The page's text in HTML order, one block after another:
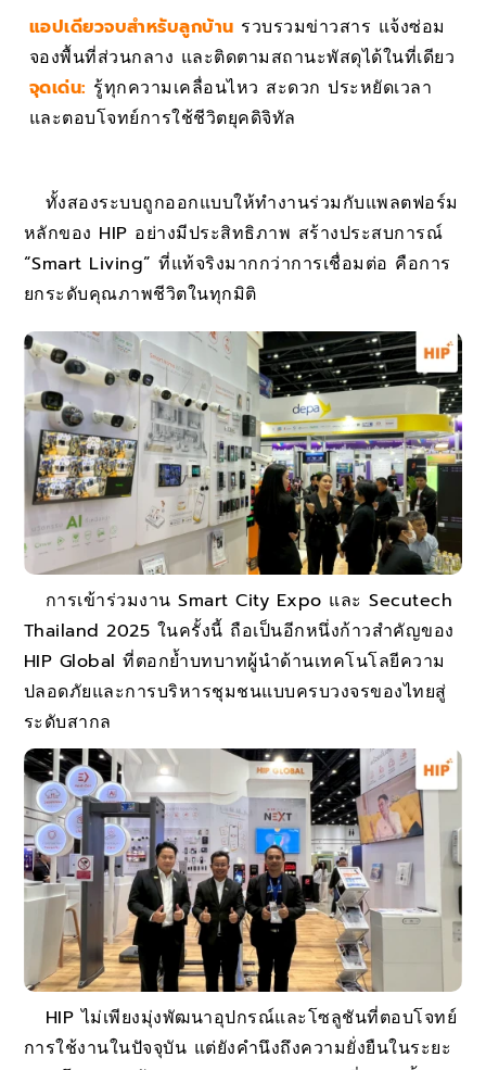
แอปเดียวจบสำหรับลูกบ้าน รวบรวมข่าวสาร แจ้งซ่อม
จองพื้นที่ส่วนกลาง และติดตามสถานะพัสดุได้ในที่เดียว
จุดเด่น: รู้ทุกความเคลื่อนไหว สะดวก ประหยัดเวลา
และตอบโจทย์การใช้ชีวิตยุคดิจิทัล
ทั้งสองระบบถูกออกแบบให้ทำงานร่วมกับแพลตฟอร์ม
หลักของ HIP อย่างมีประสิทธิภาพ สร้างประสบการณ์
“Smart Living” ที่แท้จริงมากกว่าการเชื่อมต่อ คือการ
ยกระดับคุณภาพชีวิตในทุกมิติ
การเข้าร่วมงาน Smart City Expo และ Secutech
Thailand 2025 ในครั้งนี้ ถือเป็นอีกหนึ่งก้าวสำคัญของ
HIP Global ที่ตอกย้ำบทบาทผู้นำด้านเทคโนโลยีความ
ปลอดภัยและการบริหารชุมชนแบบครบวงจรของไทยสู่
ระดับสากล
HIP ไม่เพียงมุ่งพัฒนาอุปกรณ์และโซลูชันที่ตอบโจทย์
การใช้งานในปัจจุบัน แต่ยังคำนึงถึงความยั่งยืนในระยะ